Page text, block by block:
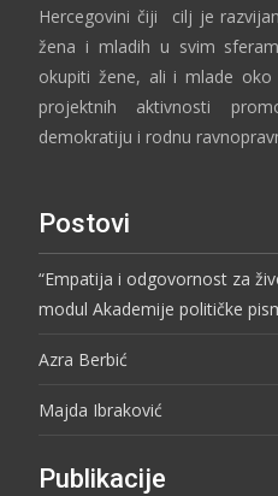
Hercegovini čiji cilj je
žena i mladih u svim
okupiti žene, ali i mlade
projektnih aktivnosti
demokratiju i rodnu
Postovi
“Empatija i odgovornost za
modul Akademije političke
Azra Berbić
Majda Ibraković
Publikacije